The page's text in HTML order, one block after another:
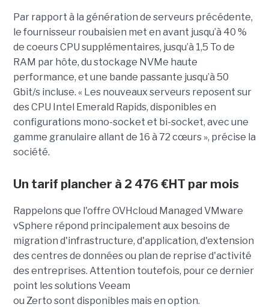
Par rapport à la génération de serveurs précédente,
le fournisseur roubaisien met en avant jusqu’à 40 %
de coeurs CPU supplémentaires, jusqu’à 1,5 To de
RAM par hôte, du stockage NVMe haute
performance, et une bande passante jusqu’à 50
Gbit/s incluse. « Les nouveaux serveurs reposent sur
des CPU Intel Emerald Rapids, disponibles en
configurations mono-socket et bi-socket, avec une
gamme granulaire allant de 16 à 72 cœurs », précise la
société.
Un tarif plancher à 2 476 €HT par mois
Rappelons que l'offre OVHcloud Managed VMware
vSphere répond principalement aux besoins de
migration d'infrastructure, d'application, d'extension
des centres de données ou plan de reprise d'activité
des entreprises. Attention toutefois, pour ce dernier
point les solutions Veeam
ou Zerto sont disponibles mais en option.